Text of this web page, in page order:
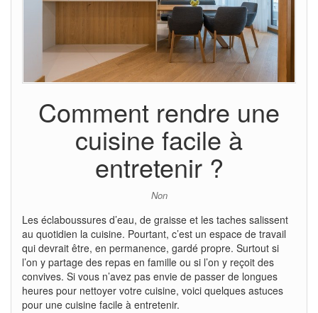
Comment rendre une
cuisine facile à
entretenir ?
Non
Les éclaboussures d’eau, de graisse et les taches salissent
au quotidien la cuisine. Pourtant, c’est un espace de travail
qui devrait être, en permanence, gardé propre. Surtout si
l’on y partage des repas en famille ou si l’on y reçoit des
convives. Si vous n’avez pas envie de passer de longues
heures pour nettoyer votre cuisine, voici quelques astuces
pour une cuisine facile à entretenir.